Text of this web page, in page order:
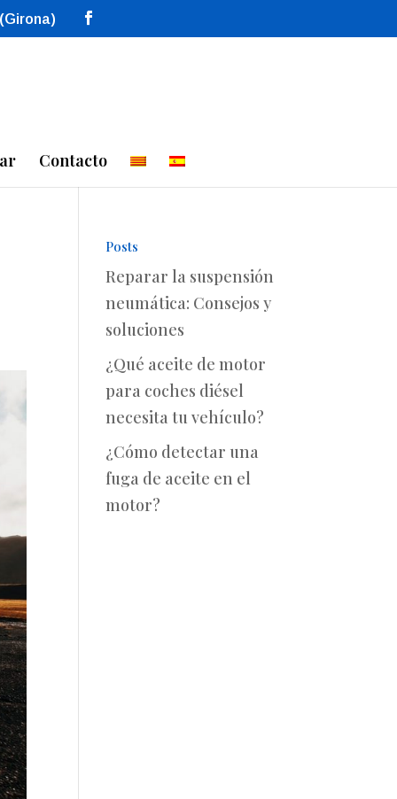
Contacto
Posts
Reparar la suspensión
neumática: Consejos y
soluciones
¿Qué aceite de motor
para coches diésel
necesita tu vehículo?
¿Cómo detectar una
fuga de aceite en el
motor?